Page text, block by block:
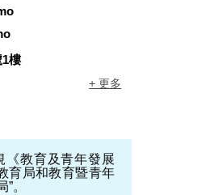
樓
+ 更多
《教育及青年發展
育局和教育暨青年
。